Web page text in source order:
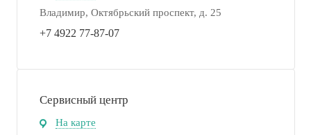
Владимир, Октябрьский проспект, д. 25
+7 4922 77-87-07
Сервисный центр
На карте